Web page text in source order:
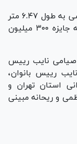
ریحانه مبینی در ماده پرش طول نیز با پرشی به طول ۶.۴۷ متر
ضمن کسب عنوان نخست در این ماده به جایزه ۳۰۰ میلیون
صیامی نایب رییس
رییس بانوان،
استان تهران و
و ریحانه مبینی